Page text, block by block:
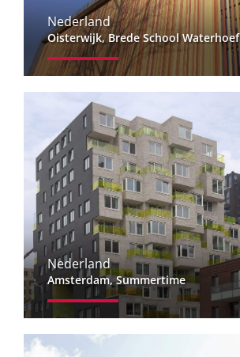
Nederland
Oisterwijk, Brede School Waterhoef
Nederland
Amsterdam, Summertime